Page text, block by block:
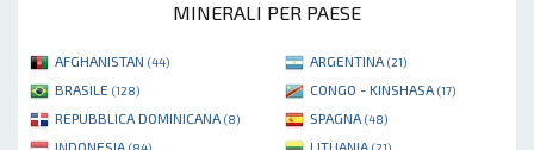
MINERALI PER PAESE
AFGHANISTAN (44) ARGENTINA (21)
BRASILE (128) CONGO - KINSHASA (17)
REPUBBLICA DOMINICANA (8) SPAGNA (48)